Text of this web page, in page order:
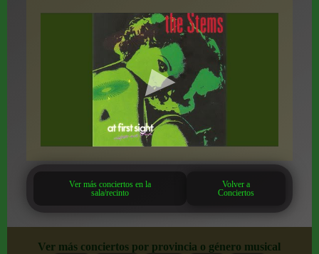
Ver más conciertos en la
sala/recinto
Volver a
Conciertos
Ver más conciertos por provincia o género musical